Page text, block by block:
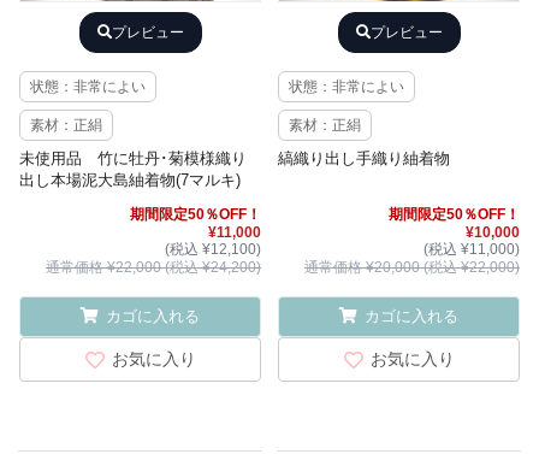
プレビュー
状態：非常によい
素材：正絹
未使用品 竹に牡丹･菊模様織り
出し本場泥大島紬着物(7マルキ)
期間限定50％OFF！
¥11,000
(税込 ¥12,100)
通常価格 ¥22,000 (税込 ¥24,200)
カゴに入れる
お気に入り
プレビュー
状態：非常によい
素材：正絹
縞織り出し手織り紬着物
期間限定50％OFF！
¥10,000
(税込 ¥11,000)
通常価格 ¥20,000 (税込 ¥22,000)
カゴに入れる
お気に入り